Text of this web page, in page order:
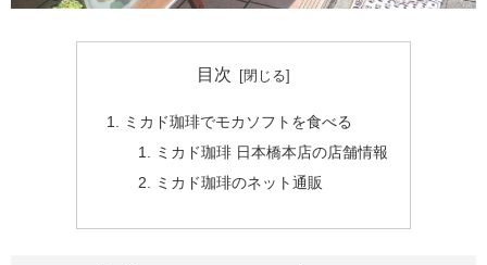
目次
ミカド珈琲でモカソフトを食べる
ミカド珈琲 日本橋本店の店舗情報
ミカド珈琲のネット通販